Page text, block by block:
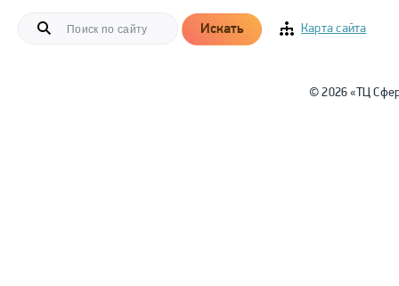
Искать Карта сайта
© 2026 «ТЦ